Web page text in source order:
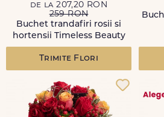
de la 207,20 RON
259 RON
Buchet trandafiri rosii si
hortensii Timeless Beauty
Trimite Flori